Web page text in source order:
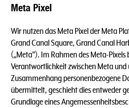
Meta Pixel
Wir nutzen das Meta Pixel der Meta
Grand Canal Square, Grand Canal
(„Meta”). Im Rahmen des Meta-
Verantwortlichkeit zwischen Meta und
Zusammenhang personenbezogene
übermittelt, geschieht dies entweder
Grundlage eines